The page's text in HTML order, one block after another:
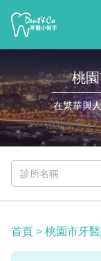
桃
在繁華與
首頁 > 桃園市牙